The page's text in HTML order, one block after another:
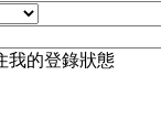
我的登錄狀態